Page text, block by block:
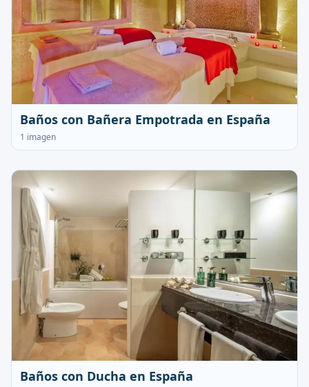
Baños con Bañera Empotrada en España
1 imagen
Baños con Ducha en España